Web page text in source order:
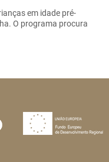
em idade pré-
O programa procura